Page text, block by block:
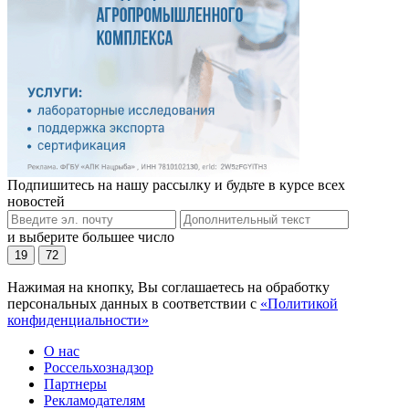
Подпишитесь на нашу рассылку и будьте в курсе всех
новостей
и выберите большее число
19 72
Нажимая на кнопку, Вы соглашаетесь на обработку
персональных данных в соответствии с «Политикой
конфиденциальности»
О нас
Россельхознадзор
Партнеры
Рекламодателям